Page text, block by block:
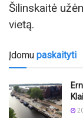
Šilinskaitė
vietą.
Įdomu paskaityti